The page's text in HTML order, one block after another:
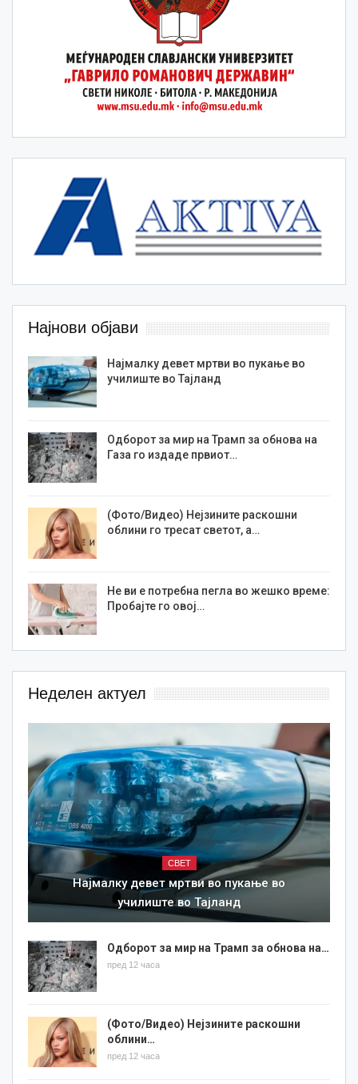
Најнови објави
Најмалку девет мртви во пукање во
училиште во Тајланд
Одборот за мир на Трамп за обнова на
Газа го издаде првиот…
(Фото/Видео) Нејзините раскошни
облини го тресат светот, а…
Не ви е потребна пегла во жешко време:
Пробајте го овој…
Неделен актуел
СВЕТ
Најмалку девет мртви во пукање во
училиште во Тајланд
Одборот за мир на Трамп за обнова на…
пред 12 часа
(Фото/Видео) Нејзините раскошни
облини…
пред 12 часа